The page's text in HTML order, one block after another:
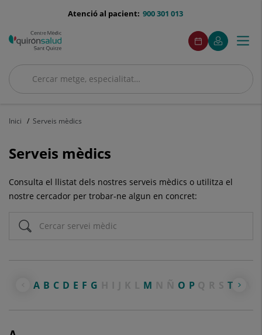
menu-
900 301 013
Atenció al pacient:
Cercar
Cercar
menuAcceso
Demaneu
cita
Aquest
enllaç
s'obrirà
una
El
meu
Aquest
enllaç
s'obrirà
una
finestra
Menú
Inici Serveis mèdics
Serveis mèdics
Consulta el llistat dels nostres serveis mèdics o utilitza el
nostre cercador per trobar-ne algun en concret:
A B C D E F G M O P ST U